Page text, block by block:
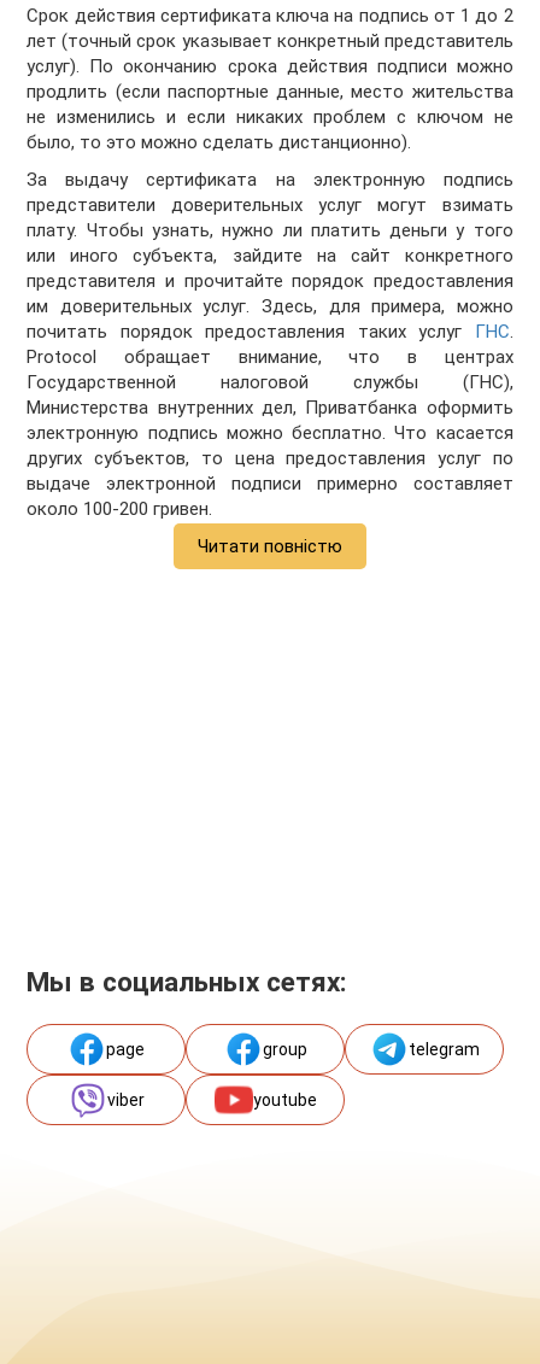
Срок действия сертификата ключа на подпись от 1 до 2
лет (точный срок указывает конкретный представитель
услуг). По окончанию срока действия подписи можно
продлить (если паспортные данные, место жительства
не изменились и если никаких проблем с ключом не
было, то это можно сделать дистанционно).
За выдачу сертификата на электронную подпись
представители доверительных услуг могут взимать
плату. Чтобы узнать, нужно ли платить деньги у того
или иного субъекта, зайдите на сайт конкретного
представителя и прочитайте порядок предоставления
им доверительных услуг. Здесь, для примера, можно
почитать порядок предоставления таких услуг ГНС.
Protocol обращает внимание, что в центрах
Государственной налоговой службы (ГНС),
Министерства внутренних дел, Приватбанка оформить
электронную подпись можно бесплатно. Что касается
других субъектов, то цена предоставления услуг по
выдаче электронной подписи примерно составляет
около 100-200 гривен.
Читати повністю
Мы в социальных сетях:
page group telegram
viber youtube